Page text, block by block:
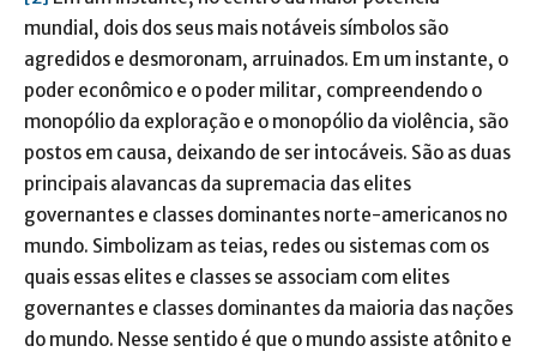
mundial, dois dos seus mais notáveis símbolos são
agredidos e desmoronam, arruinados. Em um instante, o
poder econômico e o poder militar, compreendendo o
monopólio da exploração e o monopólio da violência, são
postos em causa, deixando de ser intocáveis. São as duas
principais alavancas da supremacia das elites
governantes e classes dominantes norte-americanos no
mundo. Simbolizam as teias, redes ou sistemas com os
quais essas elites e classes se associam com elites
governantes e classes dominantes da maioria das nações
do mundo. Nesse sentido é que o mundo assiste atônito e